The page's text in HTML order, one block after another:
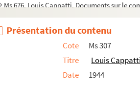
Ms 676. Louis Cappatti. Documents sur le
678. "Nos lundis". Causeries de 1951-1952.
679. "Nos lundis". Conférences 1952-1953.
Ms 680. Louis Cappatti. Georges Maurevert.
Ms 681. Lu Amic de Rancher, société littéraire
Ms 682. Lu Amic de Rancher, société littéraire
Présentation du contenu
Cote
Ms 307
Titre
Louis
Date
1944